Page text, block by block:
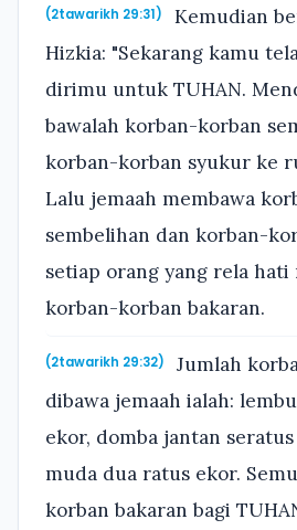
(2tawarikh 29:31)
Kemudian
Hizkia: "Sekarang kamu
dirimu untuk TUHAN.
bawalah korban-korban
korban-korban syukur ke
Lalu jemaah membawa
sembelihan dan korban-
setiap orang yang rela hati
korban-korban bakaran.
(2tawarikh 29:32)
Jumlah
dibawa jemaah ialah:
ekor, domba jantan
muda dua ratus ekor.
korban bakaran bagi